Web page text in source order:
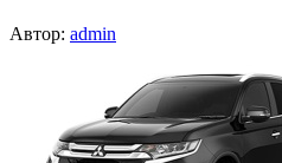
Автор: admin